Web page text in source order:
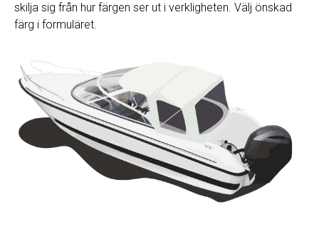
skilja sig från hur färgen ser ut i verkligheten. Välj önskad
färg i formuläret.